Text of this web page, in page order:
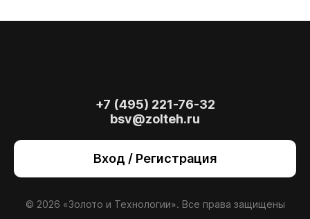
+7 (495) 221-76-32
bsv@zolteh.ru
Вход / Регистрация
© 2026 «Золото и Технологии». Все права защищены
также для анализа сайта и улучшения
сайт, вы даете согласиена использование